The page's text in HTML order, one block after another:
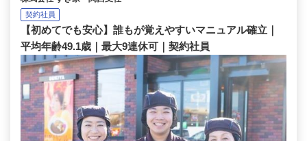
契約社員
【初めてでも安心】誰もが覚えやすいマニュアル確立｜
平均年齢49.1歳｜最大9連休可｜契約社員